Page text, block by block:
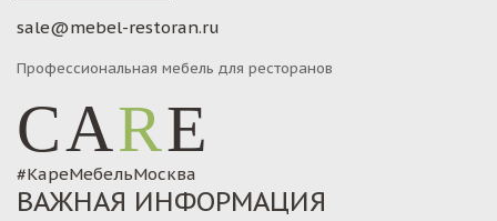
sale@mebel-restoran.ru
Профессиональная мебель для ресторанов
CARE
#КареМебельМосква
ВАЖНАЯ ИНФОРМАЦИЯ